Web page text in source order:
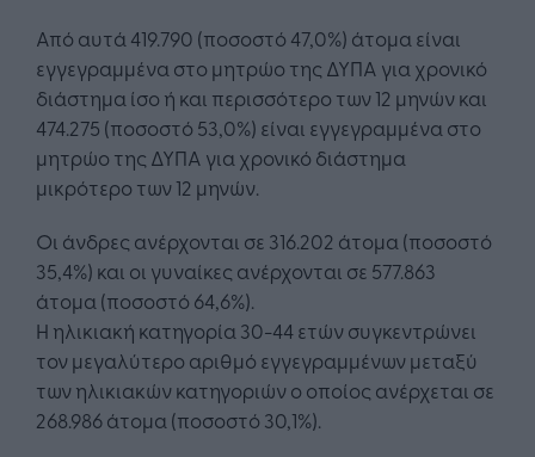
Από αυτά 419.790 (ποσοστό 47,0%) άτομα είναι
εγγεγραμμένα στο μητρώο της ΔΥΠΑ για χρονικό
διάστημα ίσο ή και περισσότερο των 12 μηνών και
474.275 (ποσοστό 53,0%) είναι εγγεγραμμένα στο
μητρώο της ΔΥΠΑ για χρονικό διάστημα
μικρότερο των 12 μηνών.
Οι άνδρες ανέρχονται σε 316.202 άτομα (ποσοστό
35,4%) και οι γυναίκες ανέρχονται σε 577.863
άτομα (ποσοστό 64,6%).
Η ηλικιακή κατηγορία 30-44 ετών συγκεντρώνει
τον μεγαλύτερο αριθμό εγγεγραμμένων μεταξύ
των ηλικιακών κατηγοριών ο οποίος ανέρχεται σε
268.986 άτομα (ποσοστό 30,1%).